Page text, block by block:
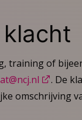
training of
. De
omschrijving